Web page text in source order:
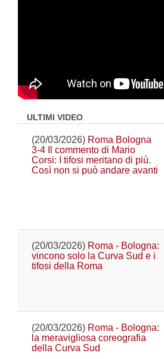
ULTIMI VIDEO
(20/03/2026) Roma Bologna
3-4 Il commento di Mario
Corsi: I tifosi meritano di più.
Così non si può andare avanti
(20/03/2026) Roma - Bologna:
vincono solo la Curva Sud e i
tifosi della Roma
(20/03/2026) Roma - Bologna:
la meravigliosa coreografia
della Curva Sud